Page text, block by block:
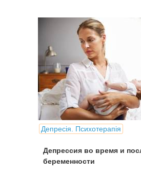
Депресія. Психотерапія
Депрессия во время и
беременности